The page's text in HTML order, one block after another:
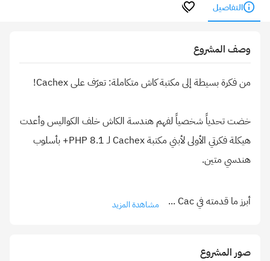
التفاصيل
وصف المشروع
خضت تحدياً شخصياً لفهم هندسة الكاش خلف الكواليس وأعدت
هيكلة فكرتي الأولى لأبني مكتبة Cachex لـ PHP 8.1+ بأسلوب
أبرز ما قدمته في Cac ... مشاهدة المزيد
صور المشروع